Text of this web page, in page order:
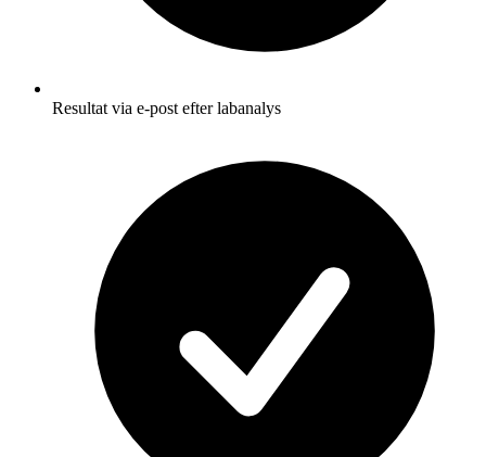
Resultat via e-post efter labanalys